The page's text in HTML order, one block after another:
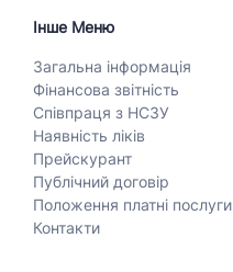
Інше Меню
Загальна інформація
Фінансова звітність
Співпраця з НСЗУ
Наявність ліків
Прейскурант
Публічний договір
Положення платні послуги
Контакти